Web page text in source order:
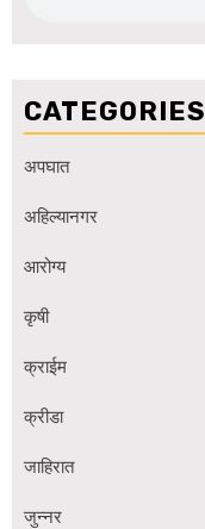
CATEGORIES
अपघात
अहिल्यानगर
आरोग्य
कृषी
क्राईम
क्रीडा
जाहिरात
जुन्नर